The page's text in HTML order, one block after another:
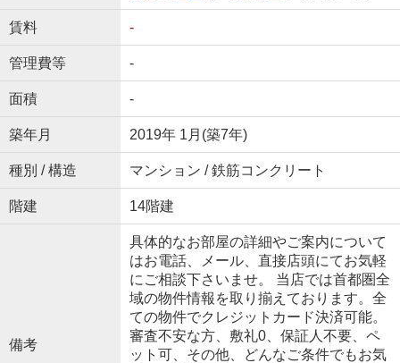
賃料 -
管理費等 -
面積 -
築年月 2019年 1月(築7年)
種別 / 構造 マンション / 鉄筋コンクリート
階建 14階建
備考
具体的なお部屋の詳細やご案内について
はお電話、メール、直接店頭にてお気軽
にご相談下さいませ。 当店では首都圏全
域の物件情報を取り揃えております。全
ての物件でクレジットカード決済可能。
審査不安な方、敷礼0、保証人不要、ペ
ット可、その他、どんなご条件でもお気